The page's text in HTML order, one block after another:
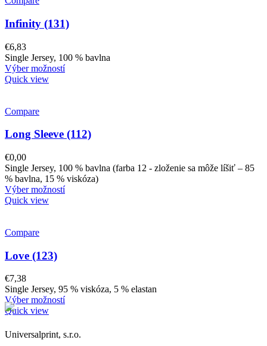
Infinity (131)
€6,83
Single Jersey, 100 % bavlna
Výber možností
Quick view
Compare
Long Sleeve (112)
€0,00
Single Jersey, 100 % bavlna (farba 12 - zloženie sa môže líšiť – 85
% bavlna, 15 % viskóza)
Výber možností
Quick view
Compare
Love (123)
€7,38
Single Jersey, 95 % viskóza, 5 % elastan
Výber možností
Quick view
Universalprint, s.r.o.